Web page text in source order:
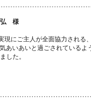
弘 様
現にご主人が全面協力される
あいあいと過ごされている
した。